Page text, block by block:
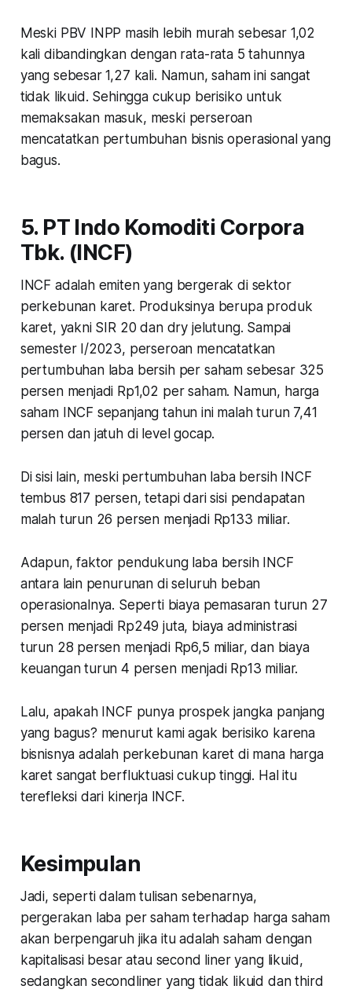
Meski PBV INPP masih lebih murah sebesar 1,02
kali dibandingkan dengan rata-rata 5 tahunnya
yang sebesar 1,27 kali. Namun, saham ini sangat
tidak likuid. Sehingga cukup berisiko untuk
memaksakan masuk, meski perseroan
mencatatkan pertumbuhan bisnis operasional yang
bagus.
5. PT Indo Komoditi Corpora
Tbk. (INCF)
INCF adalah emiten yang bergerak di sektor
perkebunan karet. Produksinya berupa produk
karet, yakni SIR 20 dan dry jelutung. Sampai
semester I/2023, perseroan mencatatkan
pertumbuhan laba bersih per saham sebesar 325
persen menjadi Rp1,02 per saham. Namun, harga
saham INCF sepanjang tahun ini malah turun 7,41
persen dan jatuh di level gocap.
Di sisi lain, meski pertumbuhan laba bersih INCF
tembus 817 persen, tetapi dari sisi pendapatan
malah turun 26 persen menjadi Rp133 miliar.
Adapun, faktor pendukung laba bersih INCF
antara lain penurunan di seluruh beban
operasionalnya. Seperti biaya pemasaran turun 27
persen menjadi Rp249 juta, biaya administrasi
turun 28 persen menjadi Rp6,5 miliar, dan biaya
keuangan turun 4 persen menjadi Rp13 miliar.
Lalu, apakah INCF punya prospek jangka panjang
yang bagus? menurut kami agak berisiko karena
bisnisnya adalah perkebunan karet di mana harga
karet sangat berfluktuasi cukup tinggi. Hal itu
terefleksi dari kinerja INCF.
Kesimpulan
Jadi, seperti dalam tulisan sebenarnya,
pergerakan laba per saham terhadap harga saham
akan berpengaruh jika itu adalah saham dengan
kapitalisasi besar atau second liner yang likuid,
sedangkan secondliner yang tidak likuid dan third